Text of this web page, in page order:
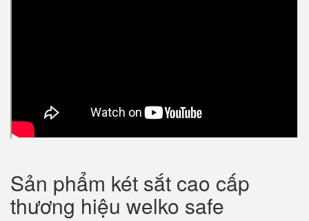
Sản phẩm két sắt cao cấp
thương hiệu welko safe